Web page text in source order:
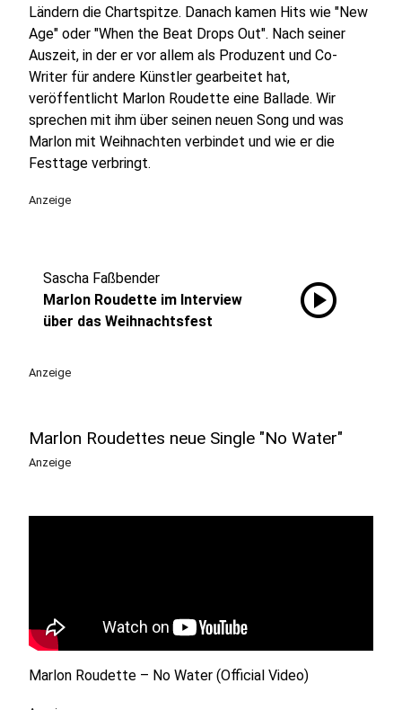
Ländern die Chartspitze. Danach kamen Hits wie "New
Age" oder "When the Beat Drops Out". Nach seiner
Auszeit, in der er vor allem als Produzent und Co-
Writer für andere Künstler gearbeitet hat,
veröffentlicht Marlon Roudette eine Ballade. Wir
sprechen mit ihm über seinen neuen Song und was
Marlon mit Weihnachten verbindet und wie er die
Festtage verbringt.
Anzeige
Sascha Faßbender
Marlon Roudette im Interview
über das Weihnachtsfest
play_circle
Anzeige
Marlon Roudettes neue Single "No Water"
Anzeige
Marlon Roudette – No Water (Official Video)